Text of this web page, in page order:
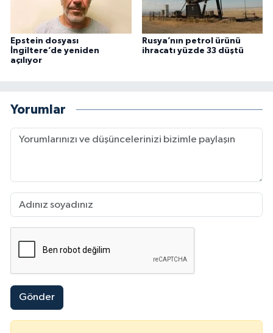
Epstein dosyası
İngiltere’de yeniden
açılıyor
Rusya’nın petrol ürünü
ihracatı yüzde 33 düştü
Yorumlar
Gönder